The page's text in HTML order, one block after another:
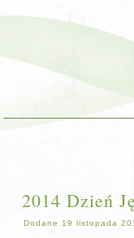
2014 Dzień
Dodane 19 listopada